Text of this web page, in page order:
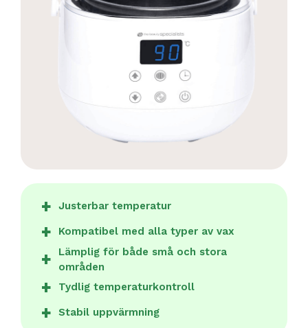
Justerbar temperatur
Kompatibel med alla typer av vax
Lämplig för både små och stora
områden
Tydlig temperaturkontroll
Stabil uppvärmning